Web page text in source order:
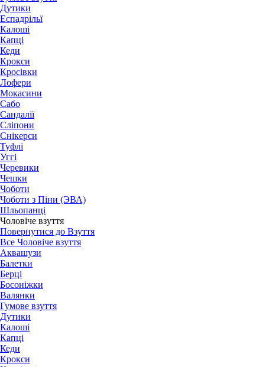
Дутики
Еспадрільї
Калоші
Капці
Кеди
Крокси
Кросівки
Лофери
Мокасини
Сабо
Сандалії
Сліпони
Снікерси
Туфлі
Уггі
Черевики
Чешки
Чоботи
Чоботи з Піни (ЭВА)
Шльопанці
Чоловіче взуття
Повернутися до Взуття
Все Чоловіче взуття
Аквашузи
Балетки
Берці
Босоніжки
Валянки
Гумове взуття
Дутики
Калоші
Капці
Кеди
Крокси